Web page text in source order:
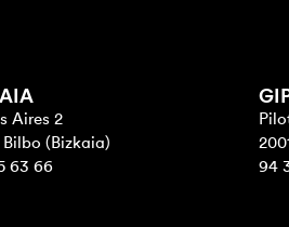
Aires 2
Bilbo (Bizkaia)
63 66
94